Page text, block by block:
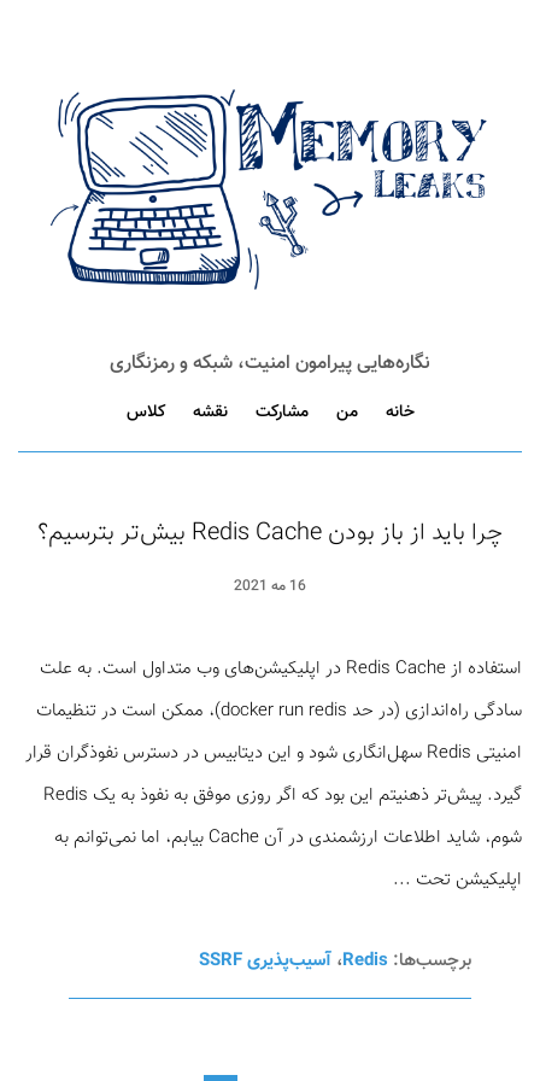
نگاره‌هایی پیرامون امنیت، شبکه و رمزنگاری
خانه من مشارکت نقشه کلاس
چرا باید از باز بودن Redis Cache بیش‌تر بترسیم؟
16 مه 2021
استفاده از Redis Cache در اپلیکیشن‌های وب متداول است. به علت
سادگی راه‌اندازی (در حد docker run redis)، ممکن است در تنظیمات
امنیتی Redis سهل‌انگاری شود و این دیتابیس در دسترس نفوذگران قرار
گیرد. پیش‌تر ذهنیتم این بود که اگر روزی موفق به نفوذ به یک Redis
شوم، شاید اطلاعات ارزشمندی در آن Cache بیابم، اما نمی‌توانم به
اپلیکیشن تحت ...
برچسب‌ها: Redis، آسیب‌پذیری SSRF